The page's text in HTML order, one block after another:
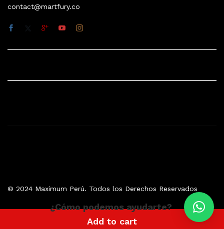
Add to cart
contact@martfury.co
© 2024 Maximum Perú. Todos los Derechos Reservados
¿Cómo podemos ayudarte?